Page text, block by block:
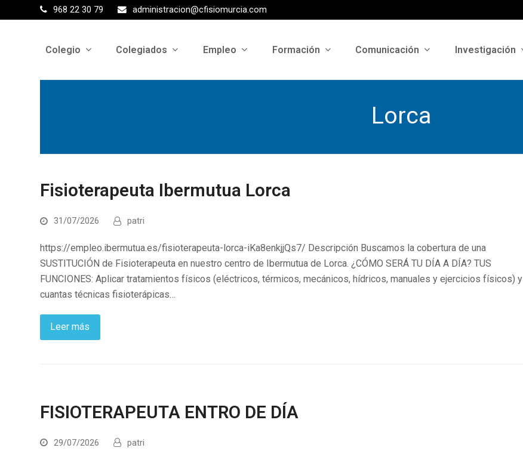
968 22 30 79 administracion@cfisiomurcia.com
Colegio Colegiados Empleo Formación Comunicación Investigación
Lorca
Fisioterapeuta Ibermutua Lorca
31/07/2026 patri
https://empleo.ibermutua.es/fisioterapeuta-lorca-iKa8enkjjQs7/ Descripción Buscamos la cobertura de una
SUSTITUCIÓN de Fisioterapeuta en nuestro centro de Ibermutua de Lorca. ¿CÓMO SERÁ TU DÍA A DÍA? TUS
FUNCIONES: Aplicar tratamientos físicos (eléctricos, térmicos, mecánicos, hídricos, manuales y ejercicios físicos) y
cuantas técnicas fisioterápicas…
Leer más
FISIOTERAPEUTA ENTRO DE DÍA
29/07/2026 patri